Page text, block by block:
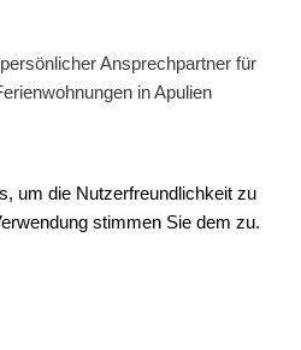
Ansprechpartner für
in Apulien
um die Nutzerfreundlichkeit zu
stimmen Sie dem zu.